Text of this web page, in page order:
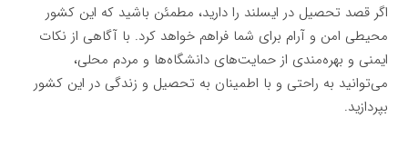
اگر قصد تحصیل در ایسلند را دارید، مطمئن باشید که این کشور
محیطی امن و آرام برای شما فراهم خواهد کرد. با آگاهی از نکات
ایمنی و بهره‌مندی از حمایت‌های دانشگاه‌ها و مردم محلی،
می‌توانید به راحتی و با اطمینان به تحصیل و زندگی در این کشور
بپردازید.